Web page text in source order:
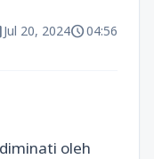
Jul 20, 2024schedule04:56
oleh